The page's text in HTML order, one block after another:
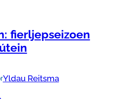
fierljepseizoen
Yldau Reitsma